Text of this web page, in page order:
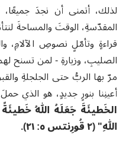
لذلك، أتمنى أن نجدَ جميعًا،
المقدّسةِ، الوقتَ والمساحةَ
قراءةٍ وتأمّلٍ نصوصِ الآلامِ،
الصليبِ، وزيارةِ - لمن تسنح
مرّ بها الربُّ حتى الجلجلةِ
أعينِنا بنورٍ جديدٍ، هو الذي حملَ
الخَطيئَةَ جَعَلَهُ اللهُ
اللهِ" (٢ قُورِنتس ٥: ٢١).